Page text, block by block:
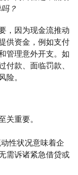
？
，因为现金流推动
供资金，例如支付
管理意外开支。如
付款、面临罚款、
险。
关重要。
性状况意味着企
需诉诸紧急借贷或